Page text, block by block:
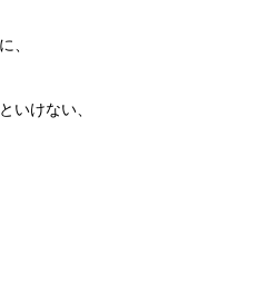
、
いけない、